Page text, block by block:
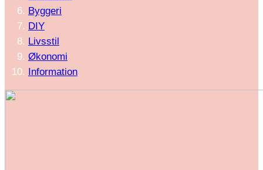
Byggeri
DIY
Livsstil
Økonomi
Information